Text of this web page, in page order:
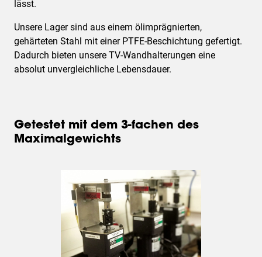
lässt.
Unsere Lager sind aus einem ölimprägnierten,
gehärteten Stahl mit einer PTFE-Beschichtung gefertigt.
Dadurch bieten unsere TV-Wandhalterungen eine
absolut unvergleichliche Lebensdauer.
Getestet mit dem 3-fachen des
Maximalgewichts